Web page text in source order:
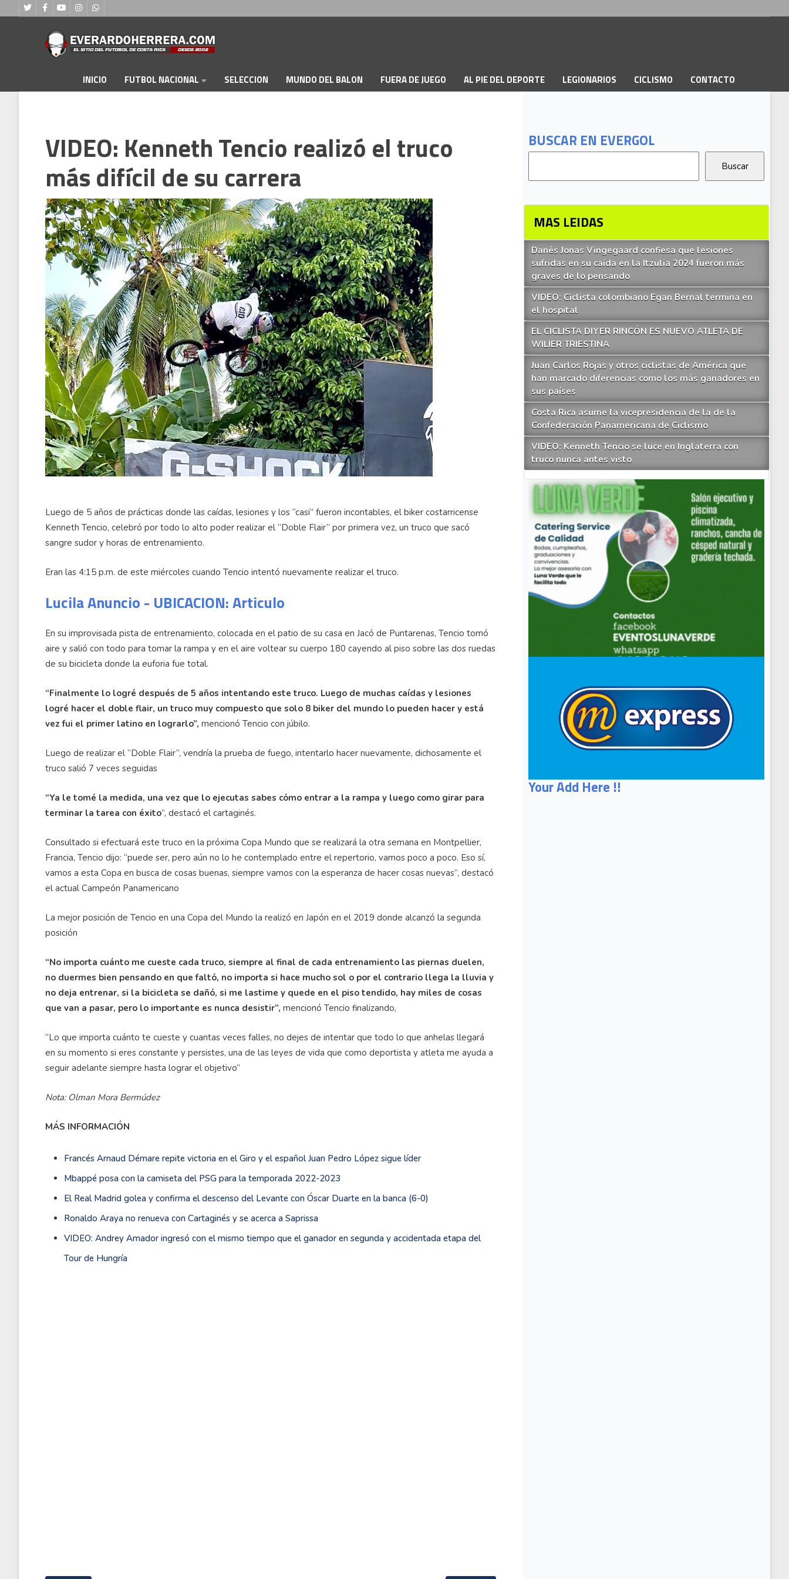
INICIO FUTBOL NACIONAL SELECCION MUNDO DEL BALON FUERA DE JUEGO AL PIE DEL DEPORTE LEGIONARIOS CICLISMO CONTACTO
BUSCAR EN EVERGOL
MAS LEIDAS
Danés Jonas Vingegaard confiesa que lesiones
sufridas en su caída en la Itzulia 2024 fueron más
graves de lo pensando
VIDEO: Ciclista colombiano Egan Bernal termina en
el hospital
EL CICLISTA DIYER RINCÓN ES NUEVO ATLETA DE
WILIER TRIESTINA
Juan Carlos Rojas y otros ciclistas de América que
han marcado diferencias como los más ganadores en
sus países
Costa Rica asume la vicepresidencia de la de la
Confederación Panamericana de Ciclismo
VIDEO: Kenneth Tencio se luce en Inglaterra con
truco nunca antes visto
Your Add Here !!
VIDEO: Kenneth Tencio realizó el truco
más difícil de su carrera
Luego de 5 años de prácticas donde las caídas, lesiones y los “casi” fueron incontables, el biker costarricense
Kenneth Tencio, celebró por todo lo alto poder realizar el “Doble Flair” por primera vez, un truco que sacó
sangre sudor y horas de entrenamiento.
Eran las 4:15 p.m. de este miércoles cuando Tencio intentó nuevamente realizar el truco.
Lucila Anuncio - UBICACION: Articulo
En su improvisada pista de entrenamiento, colocada en el patio de su casa en Jacó de Puntarenas, Tencio tomó
aire y salió con todo para tomar la rampa y en el aire voltear su cuerpo 180 cayendo al piso sobre las dos ruedas
de su bicicleta donde la euforia fue total.
“Finalmente lo logré después de 5 años intentando este truco. Luego de muchas caídas y lesiones
logré hacer el doble flair, un truco muy compuesto que solo 8 biker del mundo lo pueden hacer y está
vez fui el primer latino en lograrlo”, mencionó Tencio con júbilo.
Luego de realizar el “Doble Flair”, vendría la prueba de fuego, intentarlo hacer nuevamente, dichosamente el
truco salió 7 veces seguidas
“Ya le tomé la medida, una vez que lo ejecutas sabes cómo entrar a la rampa y luego como girar para
terminar la tarea con éxito”, destacó el cartaginés.
Consultado si efectuará este truco en la próxima Copa Mundo que se realizará la otra semana en Montpellier,
Francia, Tencio dijo: “puede ser, pero aún no lo he contemplado entre el repertorio, vamos poco a poco. Eso sí,
vamos a esta Copa en busca de cosas buenas, siempre vamos con la esperanza de hacer cosas nuevas”, destacó
el actual Campeón Panamericano
La mejor posición de Tencio en una Copa del Mundo la realizó en Japón en el 2019 donde alcanzó la segunda
posición
“No importa cuánto me cueste cada truco, siempre al final de cada entrenamiento las piernas duelen,
no duermes bien pensando en que faltó, no importa si hace mucho sol o por el contrario llega la lluvia y
no deja entrenar, si la bicicleta se dañó, si me lastime y quede en el piso tendido, hay miles de cosas
que van a pasar, pero lo importante es nunca desistir”, mencionó Tencio finalizando,
“Lo que importa cuánto te cueste y cuantas veces falles, no dejes de intentar que todo lo que anhelas llegará
en su momento si eres constante y persistes, una de las leyes de vida que como deportista y atleta me ayuda a
seguir adelante siempre hasta lograr el objetivo”
Nota: Olman Mora Bermúdez
MÁS INFORMACIÓN
Francés Arnaud Démare repite victoria en el Giro y el español Juan Pedro López sigue líder
Mbappé posa con la camiseta del PSG para la temporada 2022-2023
El Real Madrid golea y confirma el descenso del Levante con Óscar Duarte en la banca (6-0)
Ronaldo Araya no renueva con Cartaginés y se acerca a Saprissa
VIDEO: Andrey Amador ingresó con el mismo tiempo que el ganador en segunda y accidentada etapa del
Tour de Hungría